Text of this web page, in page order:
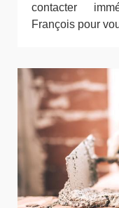
contacter
François pour